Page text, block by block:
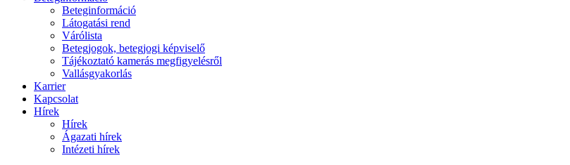
Beteginformáció
Látogatási rend
Várólista
Betegjogok, betegjogi képviselő
Tájékoztató kamerás megfigyelésről
Vallásgyakorlás
Karrier
Kapcsolat
Hírek
Hírek
Ágazati hírek
Intézeti hírek